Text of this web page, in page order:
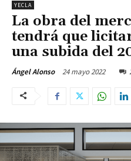
YECLA
La obra del
tendrá que
una subida del
Ángel Alonso 24 mayo 2022